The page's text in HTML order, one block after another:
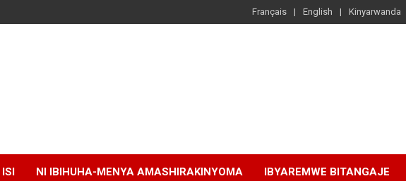
Français English Kinyarwanda
ISI NI IBIHUHA-MENYA AMASHIRAKINYOMA IBYAREMWE BITANGAJE